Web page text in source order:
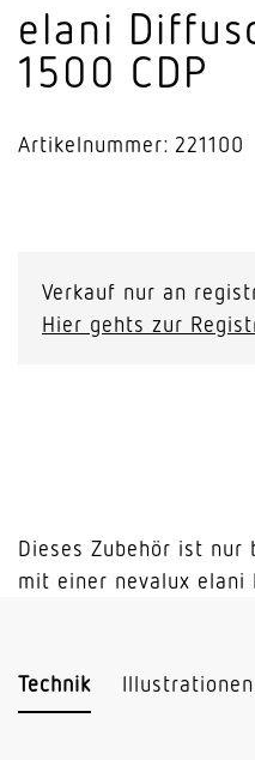
elani
1500 CDP
Artikelnummer: 221100
1500
CDP
Verkauf nur an
Hier gehts zur
Dieses Zubehör ist nur
mit einer nevalux elani
Technik Illustrationen